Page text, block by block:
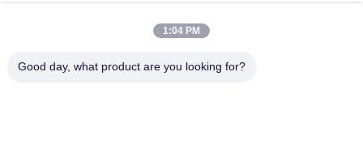
Uiterst dunne
Lithiummno2 Batterij
1:04 PM
Good day, what product are you looking for?